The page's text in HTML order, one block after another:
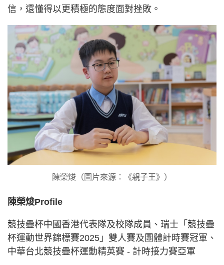
信，還懂得以更積極的態度面對挫敗。
陳榮焌（圖片來源：《親子王》）
陳榮焌Profile
競技疊杯中國香港代表隊及校隊成員、瑞士「競技疊
杯運動世界錦標賽2025」雙人賽及團體計時賽冠軍、
中華台北競技疊杯運動精英賽 - 計時接力賽亞軍